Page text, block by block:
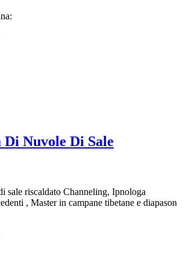
Di Nuvole Di Sale
sale riscaldato Channeling, Ipnologa
, Master in campane tibetane e diapason